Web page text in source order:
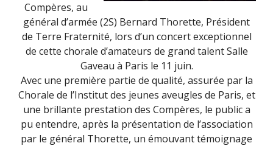
Compères, au
général d’armée (2S) Bernard Thorette, Président
de Terre Fraternité, lors d’un concert exceptionnel
de cette chorale d’amateurs de grand talent Salle
Gaveau à Paris le 11 juin.
Avec une première partie de qualité, assurée par la
Chorale de l’Institut des jeunes aveugles de Paris, et
une brillante prestation des Compères, le public a
pu entendre, après la présentation de l’association
par le général Thorette, un émouvant témoignage